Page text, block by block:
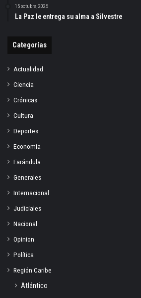
15 octubre, 2025
La Paz le entrega su alma a Silvestre
Categorías
Actualidad
Ciencia
Crónicas
Cultura
Deportes
Economia
Farándula
Generales
Internacional
Judiciales
Nacional
Opinion
Política
Región Caribe
Atlántico